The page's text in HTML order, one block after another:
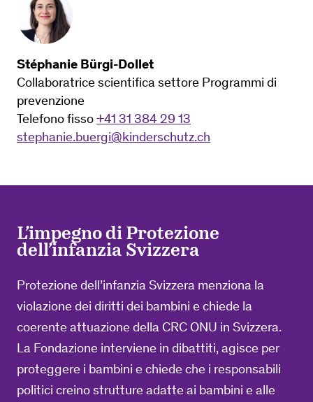
Stéphanie Bürgi-Dollet
Collaboratrice scientifica settore Programmi di
prevenzione
Telefono fisso+41 31 384 29 13
stephanie.buergi@kinderschutz.ch
L’impegno di Protezione
dell’infanzia Svizzera
Protezione dell’infanzia Svizzera menziona la
violazione dei diritti dei bambini e chiede la
coerente attuazione della CRC ONU in Svizzera.
La Fondazione interviene in dibattiti, agisce per
proteggere i bambini e chiede che i responsabili
politici creino strutture adatte ai bambini e alle